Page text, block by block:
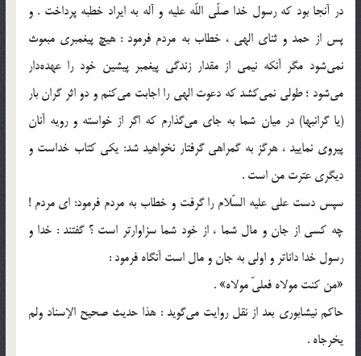
در آنجا بود که رسول خدا صلّى اللّه علیه و آله به ایراد خطبه پرداخت . و
پس از حمد و ثناى الهى ، خطاب به مردم فرمود : هیچ پیغمبرى مبعوث
نمى‌شود مگر آنکه نیمى از مقدار زندگى پیغمبر پیشین خود را عهده‌دار
مى‌شود ؛ طولى نمى‌کشد که دعوت الهى را اجابت مى‌کنم و دو اثر گران بار
(یا گرانبها) در میان شما به جاى مى‌گذارم که اگر از خواسته و رویه آنان
پیروى نمایید ، هرگز به گمراهى گرفتار نخواهید شد: یکى‌ کتاب خداست و
دیگرى عترت من است .
سپس دست على علیه السّلام را گرفت و خطاب به مردم فرمود: اى مردم !
چه کسى از جان و مال شما ، از خود شما سزاوارتر است ؟ گفتند : خدا و
رسول خدا داناتر و اولی به جان و مال است آنگاه فرمود :
«من کنت مولاه فعلىّ مولاه» .
حاکم نیشابوری بعد از نقل روایت می‌گوید : هذا حدیث صحیح الإسناد ولم
یخرجاه .